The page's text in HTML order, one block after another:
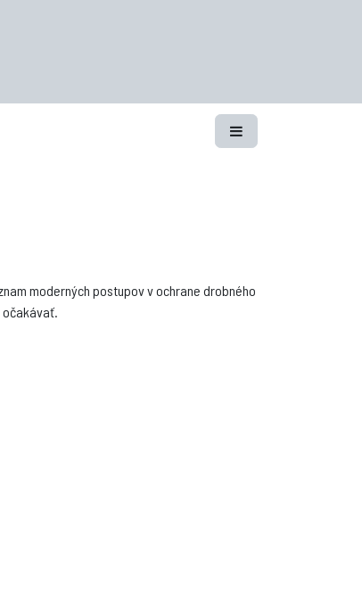
moderných postupov v ochrane drobného
očakávať.